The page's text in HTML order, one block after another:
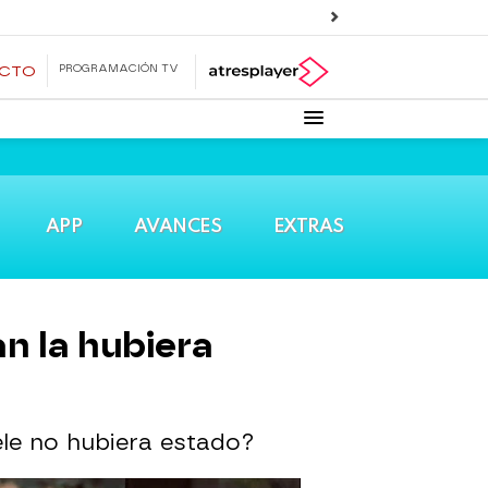
PROGRAMACIÓN TV
APP AVANCES EXTRAS
la hubiera
no hubiera estado?